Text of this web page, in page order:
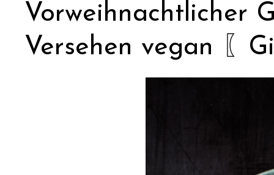
Vorweihnachtlicher
Versehen vegan 〖